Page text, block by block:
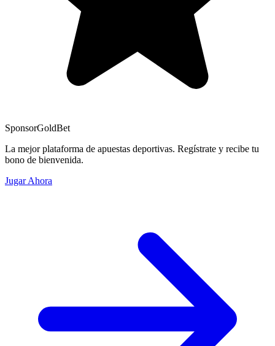
SponsorGoldBet
La mejor plataforma de apuestas deportivas. Regístrate y recibe tu
bono de bienvenida.
Jugar Ahora